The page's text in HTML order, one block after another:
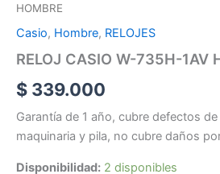
HOMBRE
Casio, Hombre, RELOJES
RELOJ CASIO W-735H-1AV
$ 339.000
Garantía de 1 año, cubre defectos
maquinaria y pila, no cubre daños
Disponibilidad: 2 disponibles